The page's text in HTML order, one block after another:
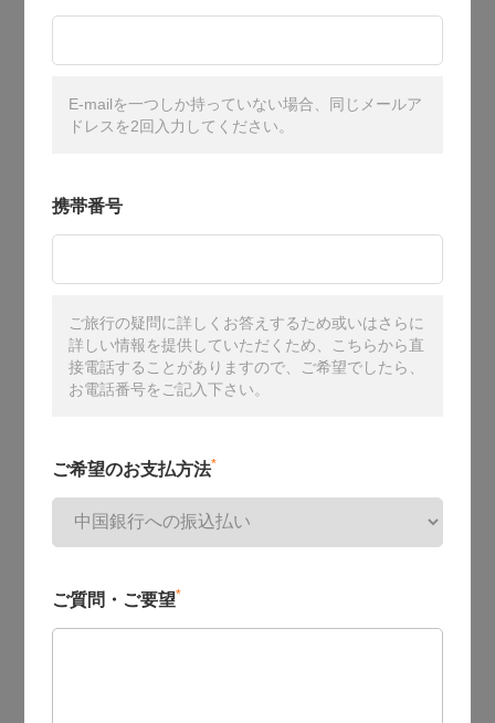
E-mailを一つしか持っていない場合、同じメールア
ドレスを2回入力してください。
携帯番号
ご旅行の疑問に詳しくお答えするため或いはさらに
詳しい情報を提供していただくため、こちらから直
接電話することがありますので、ご希望でしたら、
お電話番号をご記入下さい。
ご希望のお支払方法*
ご質問・ご要望*